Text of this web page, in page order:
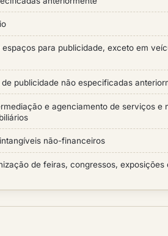
para publicidade, exceto em
publicidade não especificadas
e agenciamento de serviços e
não-financeiros
de feiras, congressos, exposições